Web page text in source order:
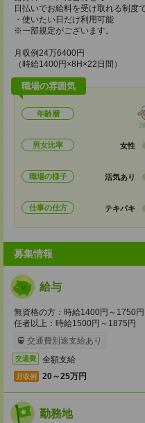
日払いでお給料を受け取れる制度で
・使いたい日だけ利用可能
※一部規定がございます。
月収例24万6400円
（時給1400円×8H×22日間）
職場の雰囲気
年齢層
男女比率 女性
職場の様子 活気あり
仕事の仕方 テキパキ
募集情報
給与
無資格の方：時給1400円～1750
任者以上：時給1500円～1875円
交通費別途支給あり
交通費 全額支給
月収例 20～25万円
勤務地